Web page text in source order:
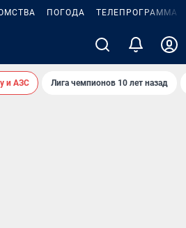
ПОГОДА ТЕЛЕПРОГРАММА
и АЗС Лига чемпионов 10 лет назад